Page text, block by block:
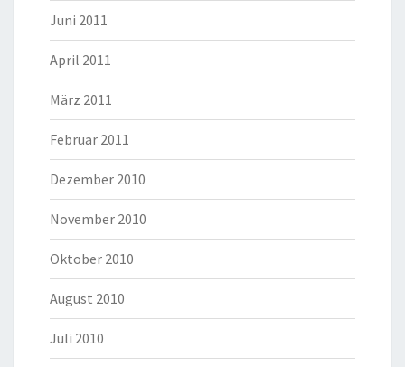
Juni 2011
April 2011
März 2011
Februar 2011
Dezember 2010
November 2010
Oktober 2010
August 2010
Juli 2010